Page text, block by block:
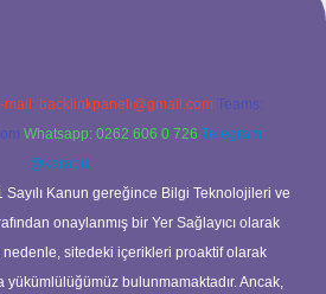
mail: backlinkpaneli@gmail.com Teams:
Whatsapp: 0262 606 0 726 Telegram:
@karabul
Sayılı Kanun gereğince Bilgi Teknolojileri ve
onaylanmış bir Yer Sağlayıcı olarak
nedenle, sitedeki içerikleri proaktif olarak
yükümlülüğümüz bulunmamaktadır. Ancak,